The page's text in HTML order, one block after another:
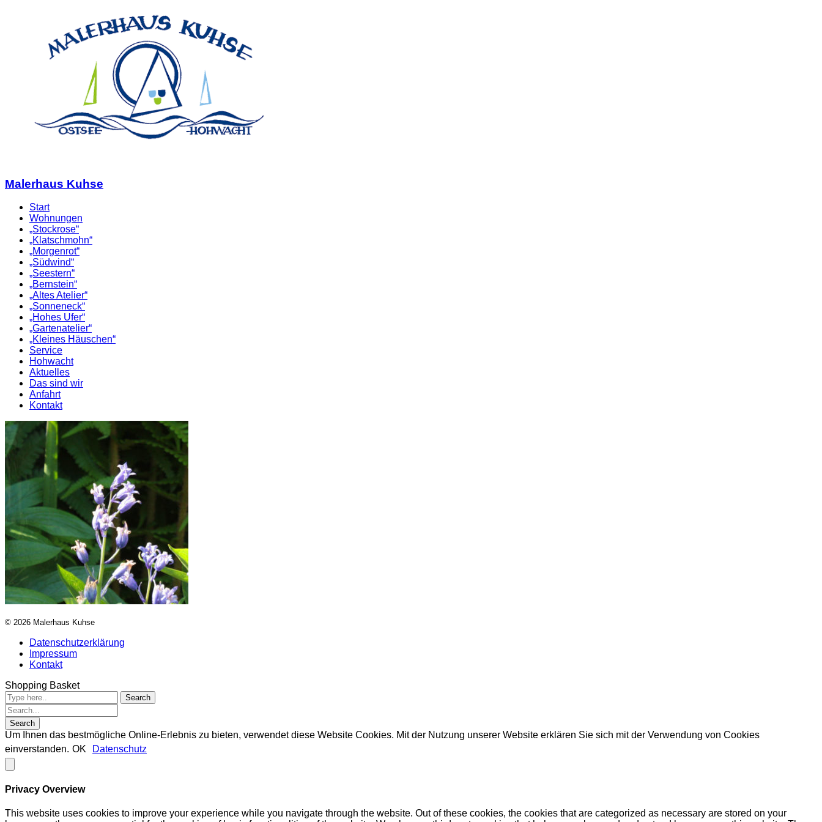
Malerhaus Kuhse
Start
Wohnungen
„Stockrose“
„Klatschmohn“
„Morgenrot“
„Südwind“
„Seestern“
„Bernstein“
„Altes Atelier“
„Sonneneck“
„Hohes Ufer“
„Gartenatelier“
„Kleines Häuschen“
Service
Hohwacht
Aktuelles
Das sind wir
Anfahrt
Kontakt
© 2026 Malerhaus Kuhse
Datenschutzerklärung
Impressum
Kontakt
Shopping Basket
Um Ihnen das bestmögliche Online-Erlebnis zu bieten, verwendet diese Website Cookies. Mit der Nutzung unserer Website erklären Sie sich mit der Verwendung von Cookies
einverstanden. OK Datenschutz
Privacy Overview
This website uses cookies to improve your experience while you navigate through the website. Out of these cookies, the cookies that are categorized as necessary are stored on your